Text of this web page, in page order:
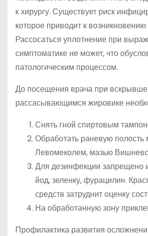
к хирургу. Существует риск
которое приводит к
Рассосаться уплотнение при
симптоматике не может, что
патологическим процессом.
До посещения врача при
рассасывающимся жировике
Снять гной спиртовым
Обработать раневую полость
Левомеколем, мазью
Для дезинфекции запрещено
йод, зеленку, фурацилин.
средств затруднит оценку
На обработанную зону
Профилактика развития